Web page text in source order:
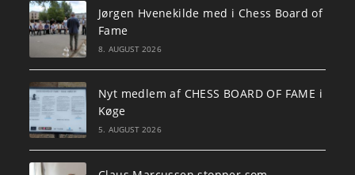
Jørgen Hvenekilde med i Chess Board of
Fame
8. AUGUST 2026
Nyt medlem af CHESS BOARD OF FAME i
Køge
5. AUGUST 2026